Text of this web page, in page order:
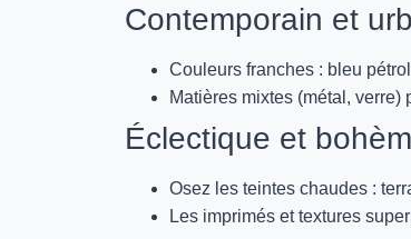
Contemporain et
Couleurs franches : bleu
Matières mixtes (métal, verre)
Éclectique et
Osez les teintes chaudes :
Les imprimés et textures